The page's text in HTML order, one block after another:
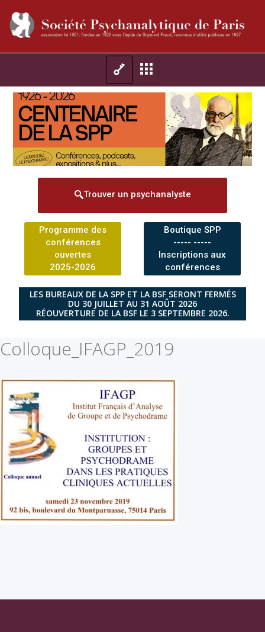
Trouver un psychanalyste
Programme des
conférences
ouvertes
2025-2026
Boutique SPP
----- -----
Inscriptions aux
conférences
LES BUREAUX DE LA SPP ET LA BSF SERONT FERMÉS
DU 30 JUILLET AU 31 AOÛT 2026
RÉOUVERTURE DE LA BSF LE 3 SEPTEMBRE 2026.
Colloque_IFAGP_2019